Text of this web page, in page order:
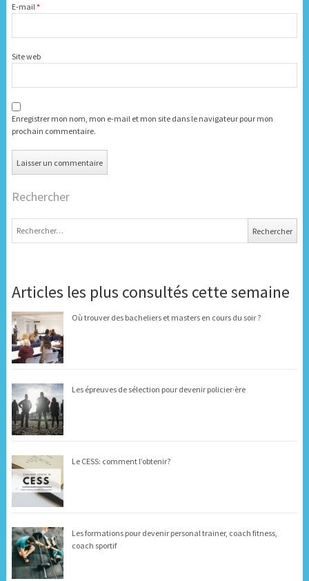
E-mail *
Site web
Enregistrer mon nom, mon e-mail et mon site dans le navigateur pour mon
prochain commentaire.
Rechercher
Articles les plus consultés cette semaine
Où trouver des bacheliers et masters en cours du soir ?
Les épreuves de sélection pour devenir policier·ère
Le CESS: comment l’obtenir?
Les formations pour devenir personal trainer, coach fitness,
coach sportif